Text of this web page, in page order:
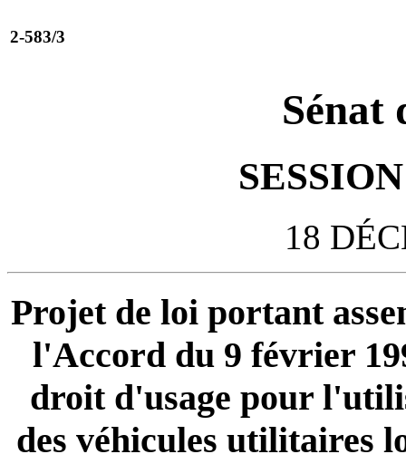
2-583/3
Sénat
18
Projet de loi portant
l'Accord du 9 février
droit d'usage pour
des véhicules utilitaires